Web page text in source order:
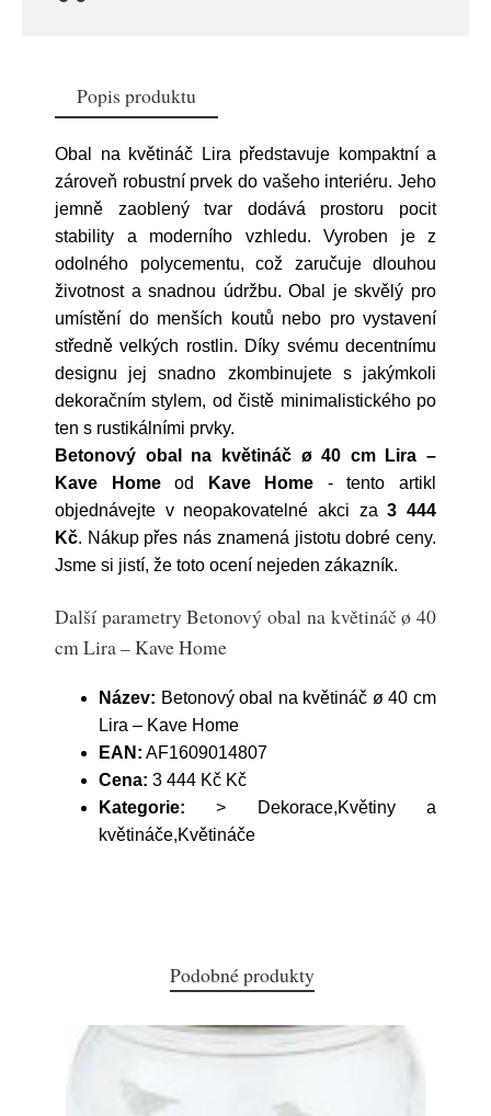
Popis produktu
Obal na květináč Lira představuje kompaktní a
zároveň robustní prvek do vašeho interiéru. Jeho
jemně zaoblený tvar dodává prostoru pocit
stability a moderního vzhledu. Vyroben je z
odolného polycementu, což zaručuje dlouhou
životnost a snadnou údržbu. Obal je skvělý pro
umístění do menších koutů nebo pro vystavení
středně velkých rostlin. Díky svému decentnímu
designu jej snadno zkombinujete s jakýmkoli
dekoračním stylem, od čistě minimalistického po
ten s rustikálními prvky.
Betonový obal na květináč ø 40 cm Lira –
Kave Homeod Kave Home - tento artikl
objednávejte v neopakovatelné akci za3 444
Kč. Nákup přes nás znamená jistotu dobré ceny.
Jsme si jistí, že toto ocení nejeden zákazník.
Další parametry Betonový obal na květináč ø 40
cm Lira – Kave Home
Název: Betonový obal na květináč ø 40 cm
Lira – Kave Home
EAN: AF1609014807
Cena: 3 444 Kč Kč
Kategorie: > Dekorace,Květiny a
květináče,Květináče
Podobné produkty